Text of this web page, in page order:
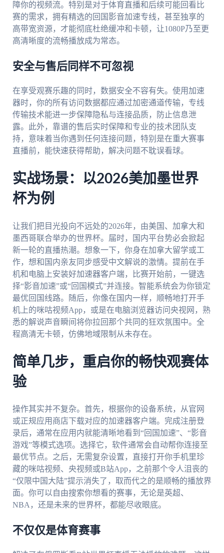
障你的视频流。特别是对于体育直播和后续可能回看比
赛的需求，拥有精选的回国影音加速专线，甚至独享的
高带宽资源，才能彻底杜绝缓冲和卡顿，让1080P乃至更
高清晰度的流畅播放成为常态。
安全与售后同样不可忽视
在享受观赛乐趣的同时，数据安全不容有失。使用加速
器时，你的所有访问数据都应通过加密通道传输，专线
传输技术能进一步保障隐私与连接品质，防止信息泄
露。此外，靠谱的售后实时保障和专业的技术团队支
持，意味着当你遇到任何连接问题，特别是在重大赛事
直播前，能快速获得帮助，解决问题不耽误看球。
实战场景：以2026美加墨世界
杯为例
让我们把目光投向不远处的2026年，由美国、加拿大和
墨西哥联合举办的世界杯。届时，国内平台势必会掀起
新一轮的直播热潮。想象一下，你身在加拿大留学或工
作，想和国内亲友同步感受中文解说的激情。提前在手
机和电脑上安装好加速器客户端，比赛开始前，一键选
择“影音加速”或“回国模式”并连接。智能系统会为你锁定
最优回国线路。随后，你像在国内一样，顺畅地打开手
机上的咪咕视频App，或是在电脑浏览器访问央视网，熟
悉的解说声音瞬间将你拉回那个共同的狂欢氛围中。全
程高清无卡顿，仿佛地域限制从未存在。
简单几步，重启你的畅快观赛体
验
操作其实并不复杂。首先，根据你的设备系统，从官网
或正规应用商店下载对应的加速器客户端。完成注册登
录后，通常在应用内就能清晰地看到“回国加速”、“影音
游戏”等模式选项。选择它，软件通常会自动帮你连接至
最优节点。之后，无需复杂设置，直接打开你手机里珍
藏的咪咕视频、央视频或B站App，之前那个令人沮丧的
“仅限中国大陆”提示消失了，取而代之的是顺畅的播放界
面。你可以自由搜索你想看的赛事，无论是英超、
NBA，还是未来的世界杯，都能尽收眼底。
不仅仅是体育赛事